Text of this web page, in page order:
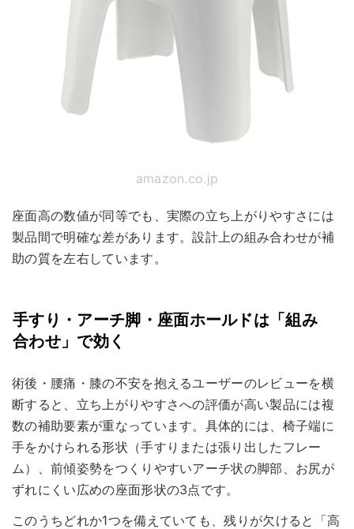
amazon.co.jp
座面高の数値が同等でも、実際の立ち上がりやすさには
製品間で明確な差があります。設計上の組み合わせが補
助の質を左右しています。
手すり・アーチ脚・座面ホールドは「組み
合わせ」で効く
術後・腰痛・膝の不安を抱えるユーザーのレビューを横
断すると、立ち上がりやすさへの評価が高い製品には複
数の補助要素が重なっています。具体的には、椅子端に
手をかけられる形状（手すりまたは張り出したフレー
ム）、前傾姿勢をつくりやすいアーチ状の脚部、お尻が
ずれにくい広めの座面形状の3点です。
このうちどれか1つを備えていても、残りが欠けると「高